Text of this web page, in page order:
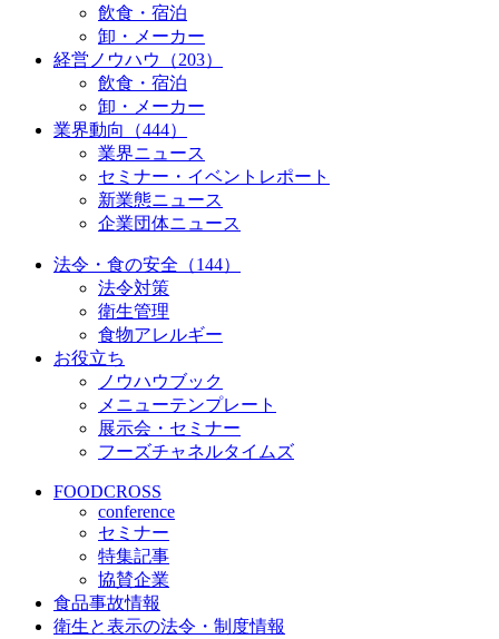
飲食・宿泊
卸・メーカー
経営ノウハウ（203）
飲食・宿泊
卸・メーカー
業界動向（444）
業界ニュース
セミナー・イベントレポート
新業態ニュース
企業団体ニュース
法令・食の安全（144）
法令対策
衛生管理
食物アレルギー
お役立ち
ノウハウブック
メニューテンプレート
展示会・セミナー
フーズチャネルタイムズ
FOODCROSS
conference
セミナー
特集記事
協賛企業
食品事故情報
衛生と表示の法令・制度情報